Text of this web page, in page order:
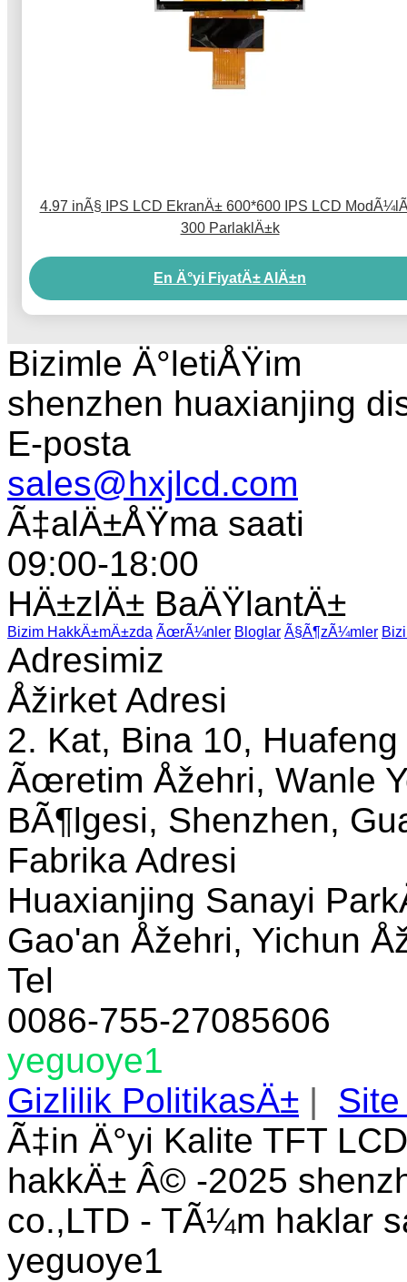
4.97 inÃ§ IPS LCD EkranÄ± 600*600 IPS LCD
300 ParlaklÄ±k
En Ä°yi FiyatÄ± AlÄ±n
Bizimle Ä°letiÅŸim
shenzhen huaxianjing
E-posta
sales@hxjlcd.com
Ã‡alÄ±ÅŸma saati
09:00-18:00
HÄ±zlÄ± BaÄŸlantÄ±
Bizim HakkÄ±mÄ±zda ÃœrÃ¼nler Bloglar Ã§Ã¶zÃ¼mler
Adresimiz
Åžirket Adresi
2. Kat, Bina 10,
Ãœretim Åžehri, Wanle
BÃ¶lgesi, Shenzhen,
Fabrika Adresi
Huaxianjing Sanayi
Gao'an Åžehri, Yichun
Tel
0086-755-27085606
yeguoye1
Gizlilik PolitikasÄ± |
Ã‡in Ä°yi Kalite TFT
hakkÄ± Â© -2025
co.,LTD - TÃ¼m haklar
yeguoye1